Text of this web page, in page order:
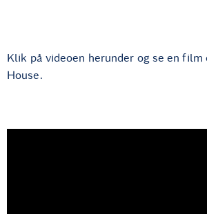
Klik på videoen herunder og se en film
House.